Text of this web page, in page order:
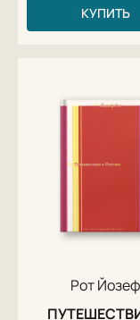
КУПИТЬ
Рот Йозеф